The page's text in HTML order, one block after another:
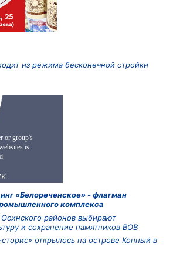
из режима бесконечной стройки
«Белореченское» - флагман
комплекса
районов выбирают
и сохранение памятников ВОВ
открылось на острове Конный в